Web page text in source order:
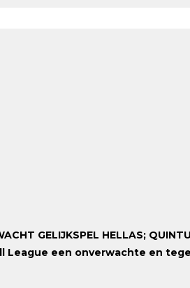
GELIJKSPEL HELLAS;
League een onverwachte en